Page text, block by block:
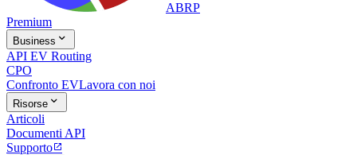
ABRP
Premium
Business 
API EV Routing
CPO
Confronto EVLavora con noi
Risorse 
Articoli
Documenti API
Supporto